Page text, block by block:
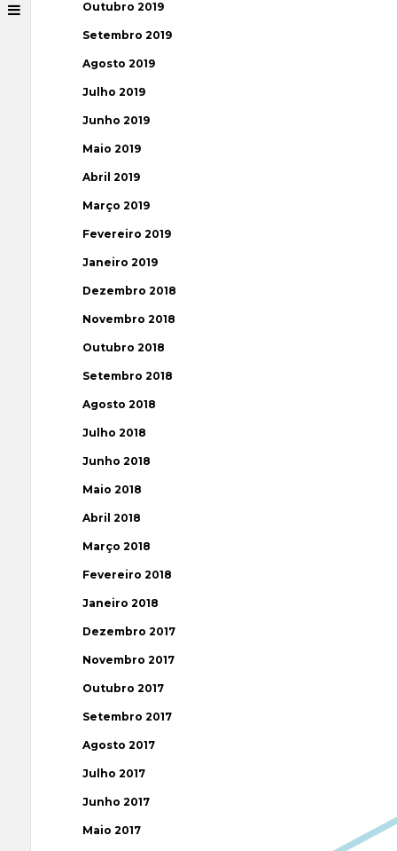
Outubro 2019
Setembro 2019
Agosto 2019
Julho 2019
Junho 2019
Maio 2019
Abril 2019
Março 2019
Fevereiro 2019
Janeiro 2019
Dezembro 2018
Novembro 2018
Outubro 2018
Setembro 2018
Agosto 2018
Julho 2018
Junho 2018
Maio 2018
Abril 2018
Março 2018
Fevereiro 2018
Janeiro 2018
Dezembro 2017
Novembro 2017
Outubro 2017
Setembro 2017
Agosto 2017
Julho 2017
Junho 2017
Maio 2017